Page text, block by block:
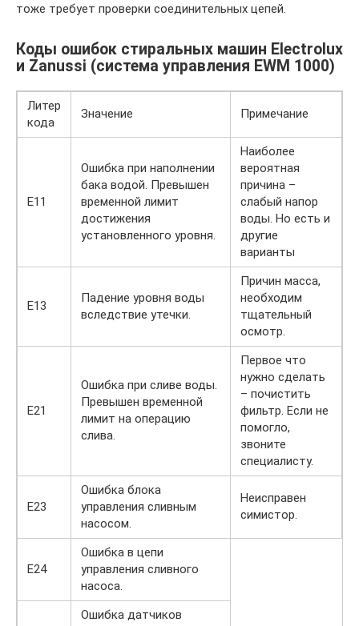
тоже требует проверки соединительных цепей.
Коды ошибок стиральных машин Electrolux
и Zanussi (система управления EWM 1000)
Литер
кода
Значение Примечание
Е11
Ошибка при наполнении
бака водой. Превышен
временной лимит
достижения
установленного уровня.
Наиболее
вероятная
причина –
слабый напор
воды. Но есть и
другие
варианты
Е13
Падение уровня воды
вследствие утечки.
Причин масса,
необходим
тщательный
осмотр.
Е21
Ошибка при сливе воды.
Превышен временной
лимит на операцию
слива.
Первое что
нужно сделать
– почистить
фильтр. Если не
помогло,
звоните
специалисту.
Е23
Ошибка блока
управления сливным
насосом.
Неисправен
симистор.
Е24
Ошибка в цепи
управления сливного
насоса.
Ошибка датчиков